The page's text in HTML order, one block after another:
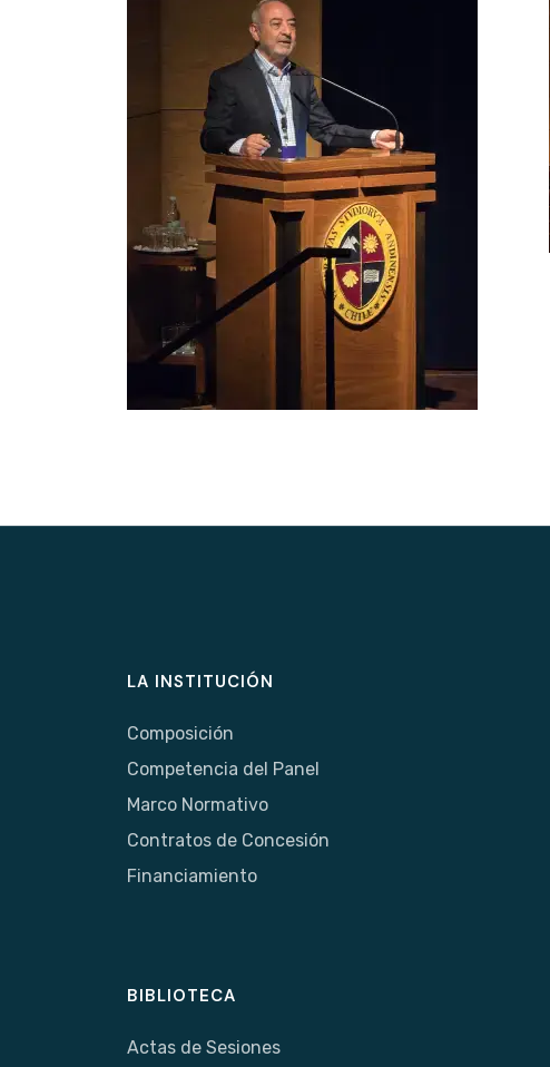
LA INSTITUCIÓN
Composición
Competencia del Panel
Marco Normativo
Contratos de Concesión
Financiamiento
BIBLIOTECA
Actas de Sesiones